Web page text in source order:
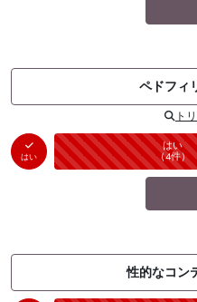
ペドフィ
ト
はい
はい
（4件）
性的なコン